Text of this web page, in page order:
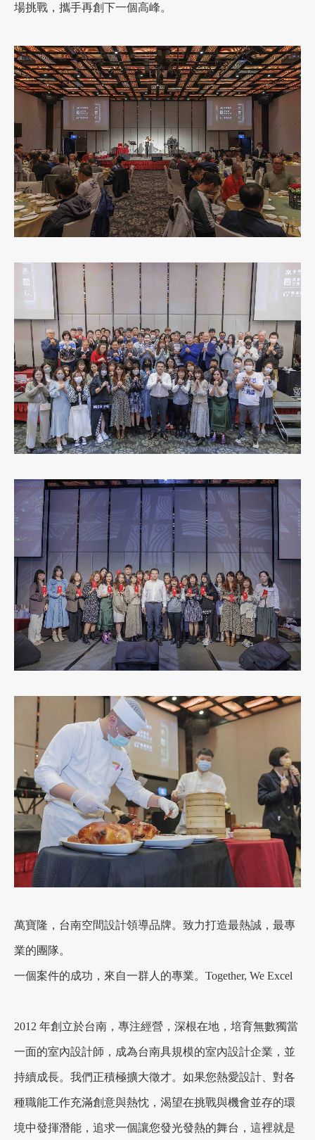
場挑戰，攜手再創下一個高峰。
萬寶隆，台南空間設計領導品牌。致力打造最熱誠，最專
業的團隊。
一個案件的成功，來自一群人的專業。Together, We Excel
2012 年創立於台南，專注經營，深根在地，培育無數獨當
一面的室內設計師，成為台南具規模的室內設計企業，並
持續成長。我們正積極擴大徵才。如果您熱愛設計、對各
種職能工作充滿創意與熱忱，渴望在挑戰與機會並存的環
境中發揮潛能，追求一個讓您發光發熱的舞台，這裡就是